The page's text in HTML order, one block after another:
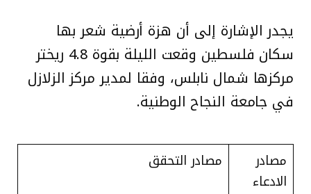
يجدرالإشارة إلى أن هزة أرضية شعر بها
سكان فلسطين وقعت الليلة بقوة 4.8 ريختر
مركزها شمال نابلس، وفقا لمدير مركز الزلازل
في جامعة النجاح الوطنية.
مصادر
الادعاء
مصادر التحقق